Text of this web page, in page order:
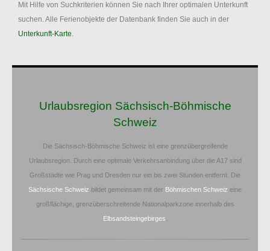
Mit Hilfe von Suchkriterien können Sie nach Ihrer optimalen Unterkunft
suchen. Alle Ferienobjekte der Datenbank finden Sie auch in der
Unterkunft-Karte.
Urlaubsregion Sächsisch-Böhmische
Schweiz
Die Sächsisch-Böhmische Schweiz ist eine grenzübergreifende
Urlaubsregion. Durch eine optimale Verkehrsanbindung über die A17 sind
Großstädte wie Prag und Dresden nur ein bis zwei Stunden entfernt. Die
Sächsische Schweiz bildet gemeinsam mit der Böhmischen Schweiz eine
großflächige, grenzüberschreitende Nationalparkzone innerhalb des
Elbsandsteingebirges